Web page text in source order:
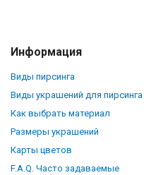
Информация
Виды пирсинга
Виды украшений для пирсинга
Как выбрать материал
Размеры украшений
Карты цветов
F.A.Q. Часто задаваемые